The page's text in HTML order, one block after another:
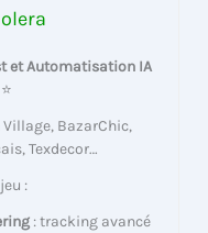
et Automatisation IA
BazarChic,
Texdecor…
:
: tracking avancé